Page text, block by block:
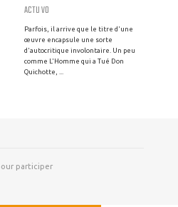
ACTU VO
Parfois, il arrive que le titre d'une
œuvre encapsule une sorte
d'autocritique involontaire. Un peu
comme L'Homme qui a Tué Don
Quichotte, ...
participer